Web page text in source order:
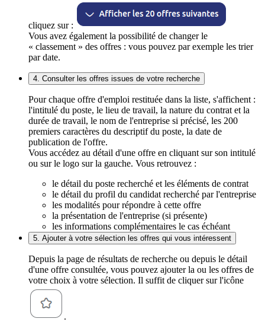
cliquez sur :
Vous avez également la possibilité de changer le
« classement » des offres : vous pouvez par exemple les trier
par date.
4. Consulter les offres issues de votre recherche
Pour chaque offre d'emploi restituée dans la liste, s'affichent :
l'intitulé du poste, le lieu de travail, la nature du contrat et la
durée de travail, le nom de l'entreprise si précisé, les 200
premiers caractères du descriptif du poste, la date de
publication de l'offre.
Vous accédez au détail d'une offre en cliquant sur son intitulé
ou sur le logo sur la gauche. Vous retrouvez :
le détail du poste recherché et les éléments de contrat
le détail du profil du candidat recherché par l'entreprise
les modalités pour répondre à cette offre
la présentation de l'entreprise (si présente)
les informations complémentaires le cas échéant
5. Ajouter à votre sélection les offres qui vous intéressent
Depuis la page de résultats de recherche ou depuis le détail
d'une offre consultée, vous pouvez ajouter la ou les offres de
votre choix à votre sélection. Il suffit de cliquer sur l'icône
.